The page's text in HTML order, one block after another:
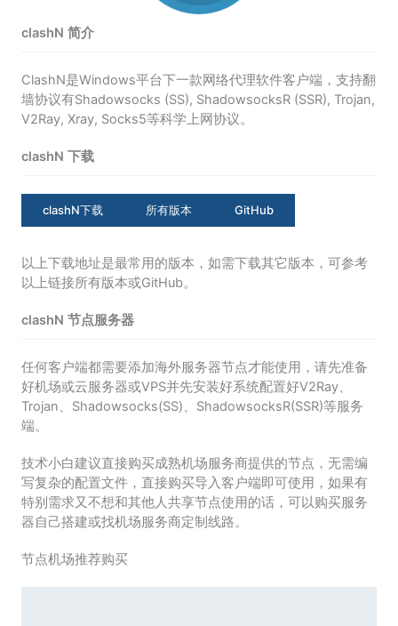
clashN 简介
ClashN是Windows平台下一款网络代理软件客户端，支持翻
墙协议有Shadowsocks (SS), ShadowsocksR (SSR), Trojan,
V2Ray, Xray, Socks5等科学上网协议。
clashN 下载
clashN下载 所有版本 GitHub
以上下载地址是最常用的版本，如需下载其它版本，可参考
以上链接所有版本或GitHub。
clashN 节点服务器
任何客户端都需要添加海外服务器节点才能使用，请先准备
好机场或云服务器或VPS并先安装好系统配置好V2Ray、
Trojan、Shadowsocks(SS)、ShadowsocksR(SSR)等服务
端。
技术小白建议直接购买成熟机场服务商提供的节点，无需编
写复杂的配置文件，直接购买导入客户端即可使用，如果有
特别需求又不想和其他人共享节点使用的话，可以购买服务
器自己搭建或找机场服务商定制线路。
节点机场推荐购买